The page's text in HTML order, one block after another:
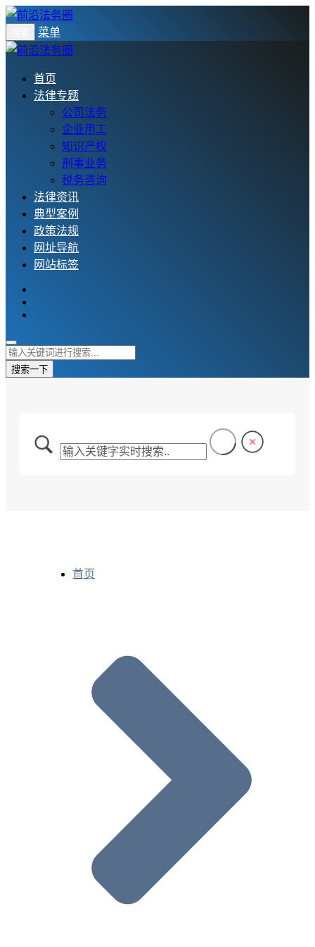
菜单
首页
法律专题
公司法务
企业用工
知识产权
刑事业务
税务咨询
法律资讯
典型案例
政策法规
网址导航
网站标签
搜索一下
首页